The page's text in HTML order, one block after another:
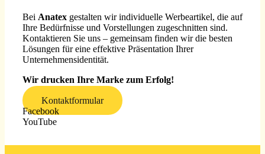
Bei Anatex gestalten wir individuelle Werbeartikel, die auf
Ihre Bedürfnisse und Vorstellungen zugeschnitten sind.
Kontaktieren Sie uns – gemeinsam finden wir die besten
Lösungen für eine effektive Präsentation Ihrer
Unternehmensidentität.
Wir drucken Ihre Marke zum Erfolg!
Kontaktformular
Facebook
YouTube